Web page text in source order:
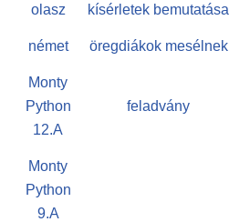
olasz kísérletek bemutatása
német öregdiákok mesélnek
Monty
Python
12.A
feladvány
Monty
Python
9.A